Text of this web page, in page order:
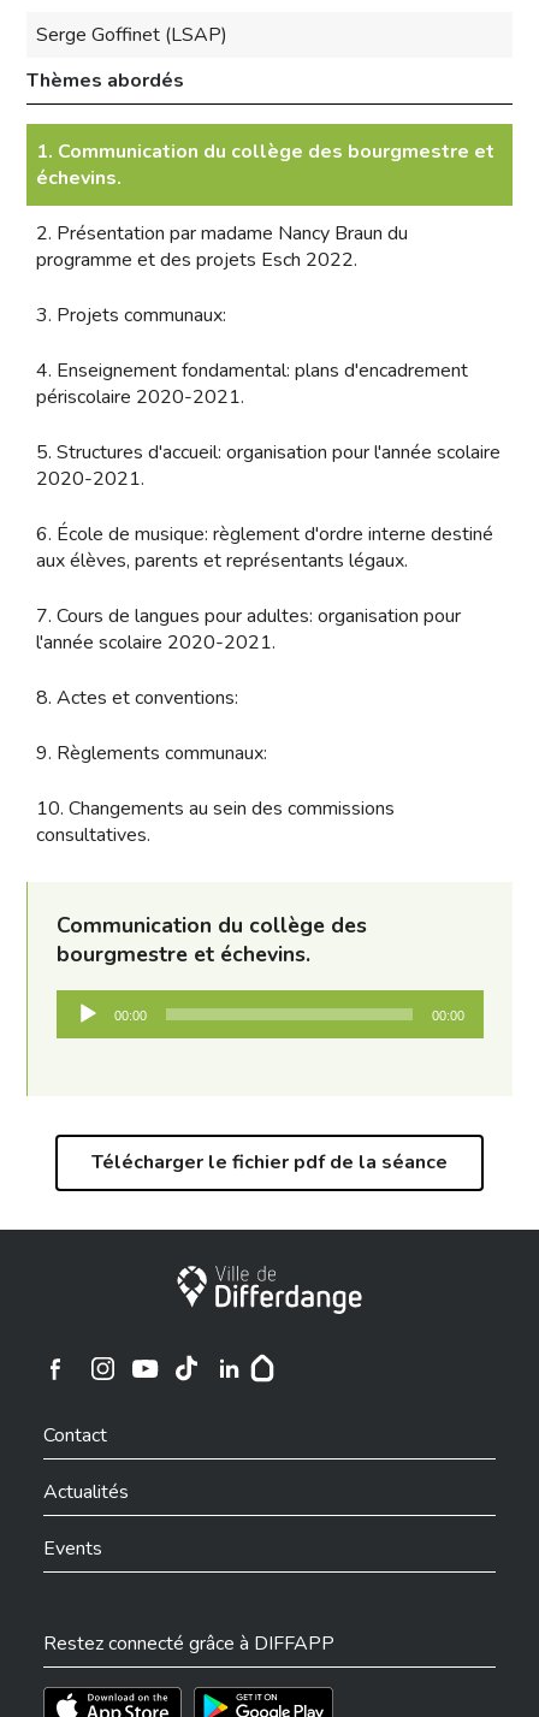
Serge Goffinet (LSAP)
Thèmes abordés
1. Communication du collège des bourgmestre et
échevins.
2. Présentation par madame Nancy Braun du
programme et des projets Esch 2022.
3. Projets communaux:
4. Enseignement fondamental: plans d'encadrement
périscolaire 2020-2021.
5. Structures d'accueil: organisation pour l'année scolaire
2020-2021.
6. École de musique: règlement d'ordre interne destiné
aux élèves, parents et représentants légaux.
7. Cours de langues pour adultes: organisation pour
l'année scolaire 2020-2021.
8. Actes et conventions:
9. Règlements communaux:
10. Changements au sein des commissions
consultatives.
Communication du collège des
bourgmestre et échevins.
Lecteur
audio
00:00 00:00
Télécharger le fichier pdf de la séance
Ville de Differdange
Ville de Differdange sur Instagram
Contact
Actualités
Events
Restez connecté grâce à DIFFAPP
Téléchargez l'app sur l'App StoreTéléchargez l'app sur Play Store